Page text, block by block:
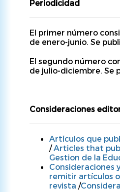
Periodicidad
El primer número
de enero-junio. Se
El segundo número
de julio-diciembre. Se
Consideraciones
Artículos que
/Articles that
Gestion de la
Consideraciones
remitir artículos o
revista /